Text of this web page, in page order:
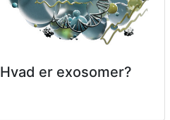
Hvad er exosomer?